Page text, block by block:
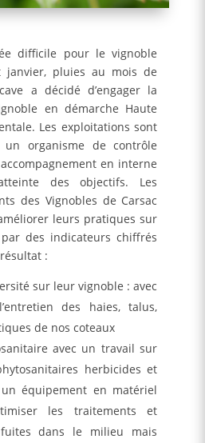
difficile pour le vignoble
janvier, pluies au mois de
a décidé d’engager la
en démarche Haute
Les exploitations sont
un organisme de contrôle
en interne
des objectifs. Les
des Vignobles de Carsac
leurs pratiques sur
des indicateurs chiffrés
:
sur leur vignoble : avec
des haies, talus,
de nos coteaux
avec un travail sur
herbicides et
équipement en matériel
les traitements et
fuites dans le milieu mais